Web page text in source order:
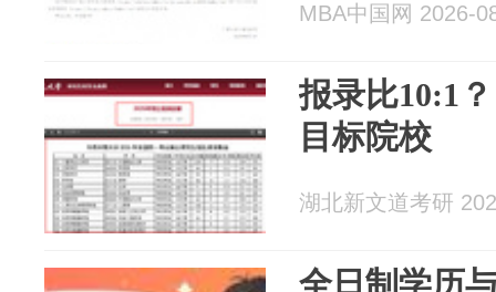
MBA中国网 2026-
报录比10:1
目标院校
湖北新文道考研
全日制学历